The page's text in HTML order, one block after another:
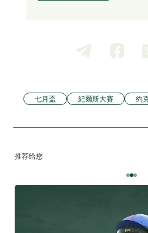
七月盃 紀爾斯大賽 約
推荐给您